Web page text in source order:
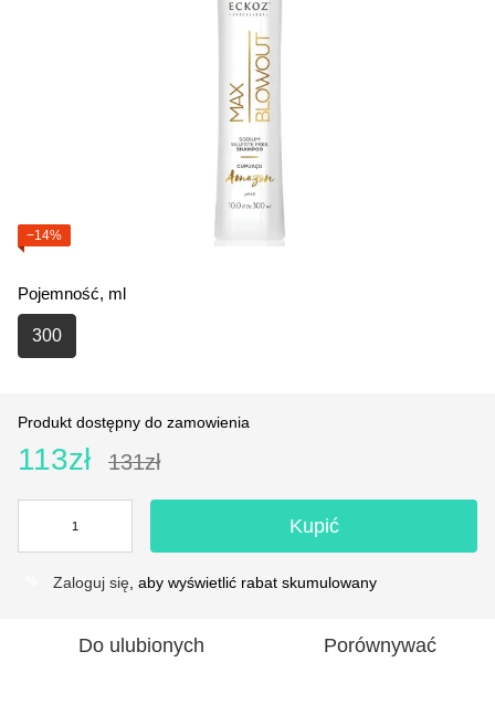
−14%
Pojemność, ml
300
Produkt dostępny do zamowienia
113zł 131zł
Kupić
Zaloguj się , aby wyświetlić rabat skumulowany
Do ulubionych Porównywać